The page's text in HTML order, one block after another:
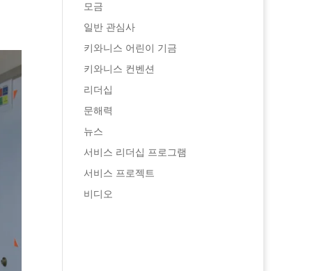
모금
일반 관심사
키와니스 어린이 기금
키와니스 컨벤션
리더십
문해력
뉴스
서비스 리더십 프로그램
서비스 프로젝트
비디오